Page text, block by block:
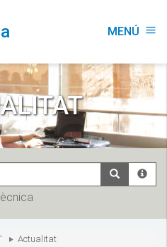
MENÚ menu
Actualitat